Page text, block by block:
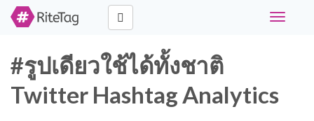
Toggle
#รูปเดียวใช้ได้ทั้งชาติ
Twitter Hashtag Analytics